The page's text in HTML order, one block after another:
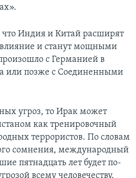
что Индия и Китай расширят
влияние и станут мощными
с Германией в
или позже с Соединенными
угроз, то Ирак может
как тренировочный
террористов. По словам
сомнения, международный
пятнадцать лет будет по-
всему человечеству.